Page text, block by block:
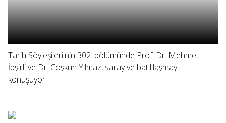
Tarih Söyleşileri'nin 302. bölümünde Prof. Dr. Mehmet
İpşirli ve Dr. Coşkun Yılmaz, saray ve batılılaşmayı
konuşuyor.